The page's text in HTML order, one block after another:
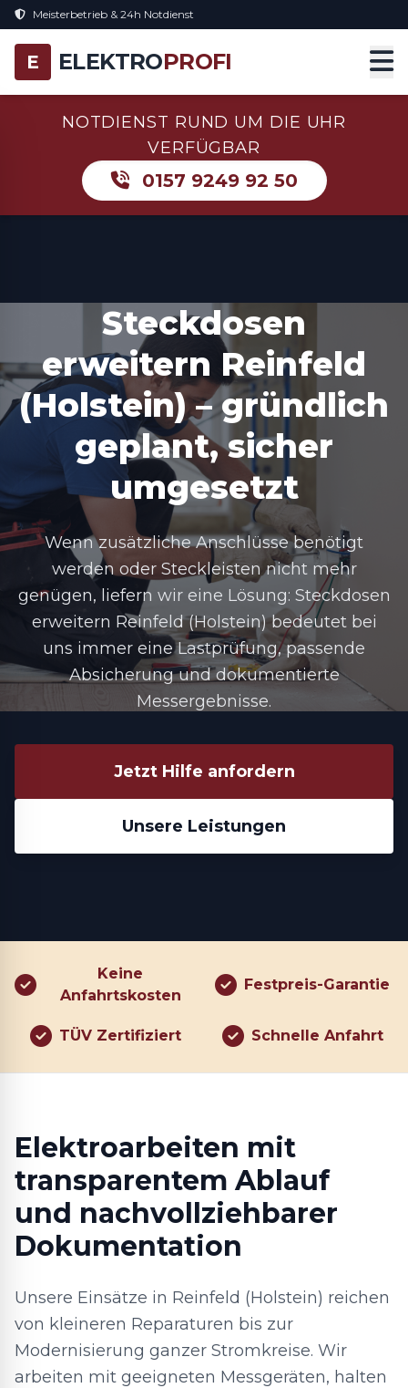
Meisterbetrieb & 24h Notdienst
E ELEKTROPROFI
NOTDIENST RUND UM DIE UHR
VERFÜGBAR
0157 9249 92 50
Steckdosen
erweitern Reinfeld
(Holstein) – gründlich
geplant, sicher
umgesetzt
Wenn zusätzliche Anschlüsse benötigt
werden oder Steckleisten nicht mehr
genügen, liefern wir eine Lösung: Steckdosen
erweitern Reinfeld (Holstein) bedeutet bei
uns immer eine Lastprüfung, passende
Absicherung und dokumentierte
Messergebnisse.
Jetzt Hilfe anfordern
Unsere Leistungen
Keine
Anfahrtskosten
Festpreis-Garantie
TÜV Zertifiziert Schnelle Anfahrt
Elektroarbeiten mit
transparentem Ablauf
und nachvollziehbarer
Dokumentation
Unsere Einsätze in Reinfeld (Holstein) reichen
von kleineren Reparaturen bis zur
Modernisierung ganzer Stromkreise. Wir
arbeiten mit geeigneten Messgeräten, halten